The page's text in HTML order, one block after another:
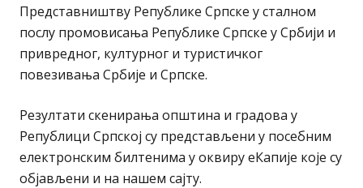
Представништву Републике Српске у сталном
послу промовисања Републике Српске у Србији и
привредног, културног и туристичког
повезивања Србије и Српске.
Резултати скенирања општина и градова у
Републици Српској су представљени у посебним
електронским билтенима у оквиру еКапије које су
објављени и на нашем сајту.